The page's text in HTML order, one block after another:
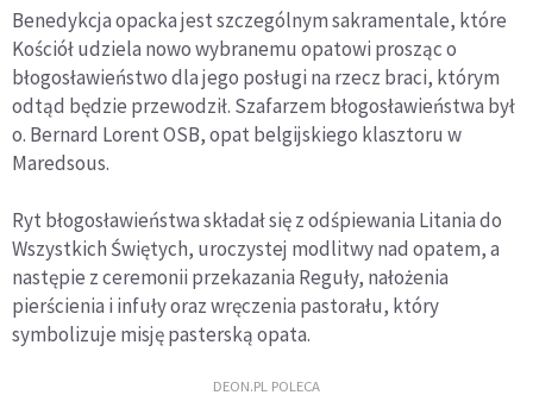
Benedykcja opacka jest szczególnym sakramentale, które
Kościół udziela nowo wybranemu opatowi prosząc o
błogosławieństwo dla jego posługi na rzecz braci, którym
odtąd będzie przewodził. Szafarzem błogosławieństwa był
o. Bernard Lorent OSB, opat belgijskiego klasztoru w
Maredsous.
Ryt błogosławieństwa składał się z odśpiewania Litania do
Wszystkich Świętych, uroczystej modlitwy nad opatem, a
następie z ceremonii przekazania Reguły, nałożenia
pierścienia i infuły oraz wręczenia pastorału, który
symbolizuje misję pasterską opata.
DEON.PL POLECA